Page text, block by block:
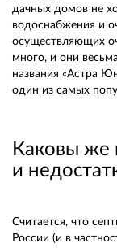
дачных домов не
водоснабжения и
осуществляющих
много, и они
названия «Астра
один из самых
Каковы же
и
Считается, что
России (и в